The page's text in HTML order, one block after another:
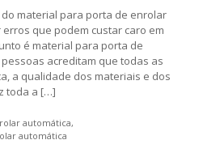
material para porta de enrolar
que podem custar caro em
é material para porta de
acreditam que todas as
a qualidade dos materiais e dos
toda a […]
automática
automática